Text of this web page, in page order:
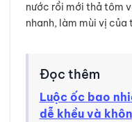
nước rồi mới thả tôm
nhanh, làm mùi vị
Đọc thêm
Luộc ốc bao
dễ khều và